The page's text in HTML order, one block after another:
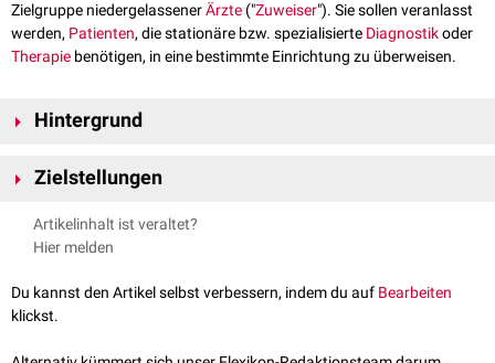
Zielgruppe niedergelassenerÄrzte ("Zuweiser"). Sie sollen veranlasst
werden, Patienten, die stationäre bzw. spezialisierte Diagnostikoder
Therapie benötigen, in eine bestimmte Einrichtung zu überweisen.
Hintergrund
informieren sie sich im Internet oder fragen bei Freunden und Kollegen
jedoch eine wichtige Rolle.
Zielstellungen
Zuweisermarketing verfolgt verschiedene Ziele, in erster Linie jedoch die
Erhöhung der Wirtschaftlichkeit durch eine bessere
Erlösen z.B. durch Zusatzeinnahmen sowie die verbesserte
Konkurrenzfähigkeit im Wettbewerb erhöhen die Wirtschaftlichkeit.
Artikelinhalt ist veraltet?
Hier melden
Du kannst den Artikel selbst verbessern, indem du auf Bearbeiten
klickst.